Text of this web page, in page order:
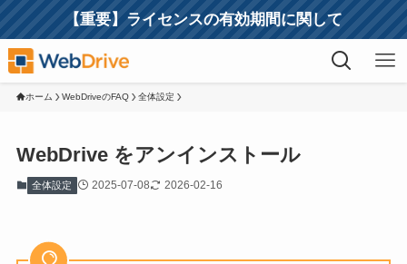
【重要】ライセンスの有効期間に関して
ホーム WebDriveのFAQ 全体設定
WebDrive をアンインストール
全体設定 2025-07-08 2026-02-16